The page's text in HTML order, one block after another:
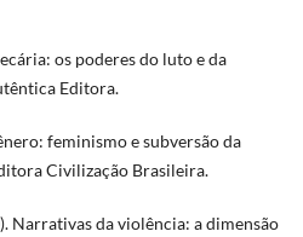
os poderes do luto e da
Editora.
feminismo e subversão da
Civilização Brasileira.
Narrativas da violência: a dimensão